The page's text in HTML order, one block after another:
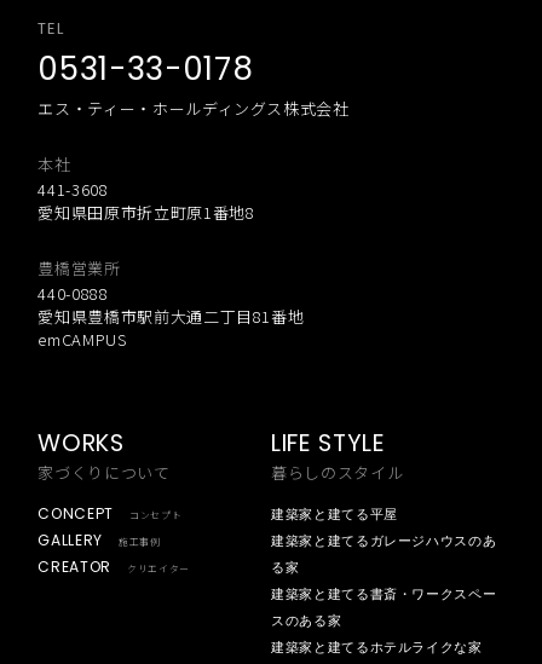
TEL
0531-33-0178
エス・ティー・ホールディングス株式会社
本社
441-3608
愛知県田原市折立町原1番地8
豊橋営業所
440-0888
愛知県豊橋市駅前大通二丁目81番地
emCAMPUS
WORKS
家づくりについて
CONCEPT コンセプト
GALLERY 施工事例
CREATOR クリエイター
LIFE STYLE
暮らしのスタイル
建築家と建てる平屋
建築家と建てるガレージハウスのあ
る家
建築家と建てる書斎・ワークスペー
スのある家
建築家と建てるホテルライクな家